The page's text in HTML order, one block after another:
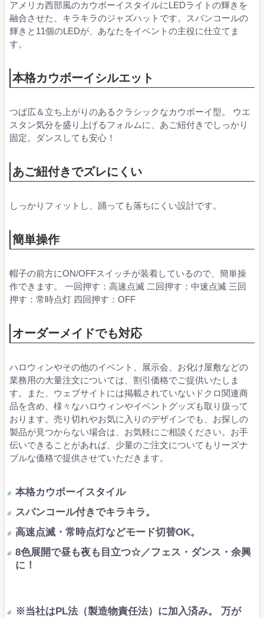
アメリカ西部風のカウボーイスタイルにLEDライトの輝きを
融合させた、キラキラのジャズハットです。スパンコールの
輝きと11個のLEDが、あなたをイベントの主役に仕立てま
す。
本格カウボーイシルエット
つば広＆立ち上がりのあるクラシックなカウボーイ型。 ウエ
スタン気分を盛り上げるフォルムに、あご紐付きでしっかり
固定。ダンスしても安心！
あご紐付きでズレにくい
しっかりフィットし、踊っても落ちにくい設計です。
簡単操作
帽子の前方にON/OFFスイッチが装着しているので、簡単操
作できます。 一回押す：高速点滅 二回押す：中速点滅 三回
押す：常時点灯 四回押す：OFF
オーダーメイドでも対応
ハロウィンやその他のイベント、展示会、お化け屋敷などの
業務用の大量注文については、割引価格でご提供いたしま
す。また、ウェブサイトには掲載されていないドクロ関連商
品を含め、様々なハロウィンやイベントグッズも取り扱って
おります。売り切れやお気に入りのデザインでも、お探しの
製品が見つからない場合は、お気軽にご相談ください。お手
伝いできることがあれば、少量のご注文についてもリーズナ
ブルな価格で提供させていただきます。
本格カウボーイスタイル
スパンコール付きでキラキラ。
高速点滅・常時点灯などモード切替OK。
8色展開で昼も夜も目立つ☆／フェス・ダンス・余興
に！
※当社はPL法（製造物責任法）に加入済み。 万が